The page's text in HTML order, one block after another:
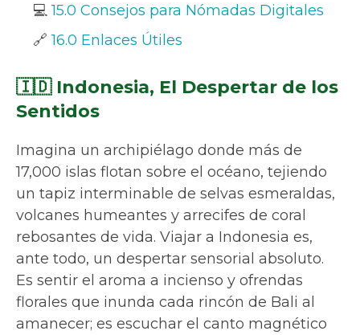
💻15.0 Consejos para Nómadas Digitales
🔗16.0 Enlaces Útiles
🇮🇩 Indonesia, El Despertar de los
Sentidos
Imagina un archipiélago donde más de
17,000 islas flotan sobre el océano, tejiendo
un tapiz interminable de selvas esmeraldas,
volcanes humeantes y arrecifes de coral
rebosantes de vida. Viajar a Indonesia es,
ante todo, un despertar sensorial absoluto.
Es sentir el aroma a incienso y ofrendas
florales que inunda cada rincón de Bali al
amanecer; es escuchar el canto magnético